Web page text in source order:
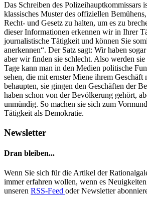
Das Schreiben des Polizeihauptkommissars
klassisches Muster des offiziellen
Recht- und Gesetz zu halten, um es zu
dieser Informationen erkennen wir in Ihrer
journalistische Tätigkeit und können Sie
anerkennen“. Der Satz sagt: Wir haben
aber wir finden sie schlecht. Also werden
Tage kann man in den Medien politische
sehen, die mit ernster Miene ihrem Geschäft
behaupten, sie gingen den Geschäften der
haben schon von der Bevölkerung gehört,
unmündig. So machen sie sich zum
Tätigkeit als Demokratie.
Newsletter
Dran bleiben...
Wenn Sie sich für die Artikel der
immer erfahren wollen, wenn es
unseren RSS-Feed oder Newsletter